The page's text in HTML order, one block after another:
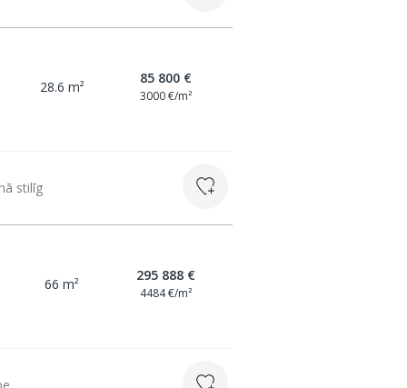
28.6 m²
85 800 €
3000 €/m²
stilīg
66 m²
295 888 €
4484 €/m²